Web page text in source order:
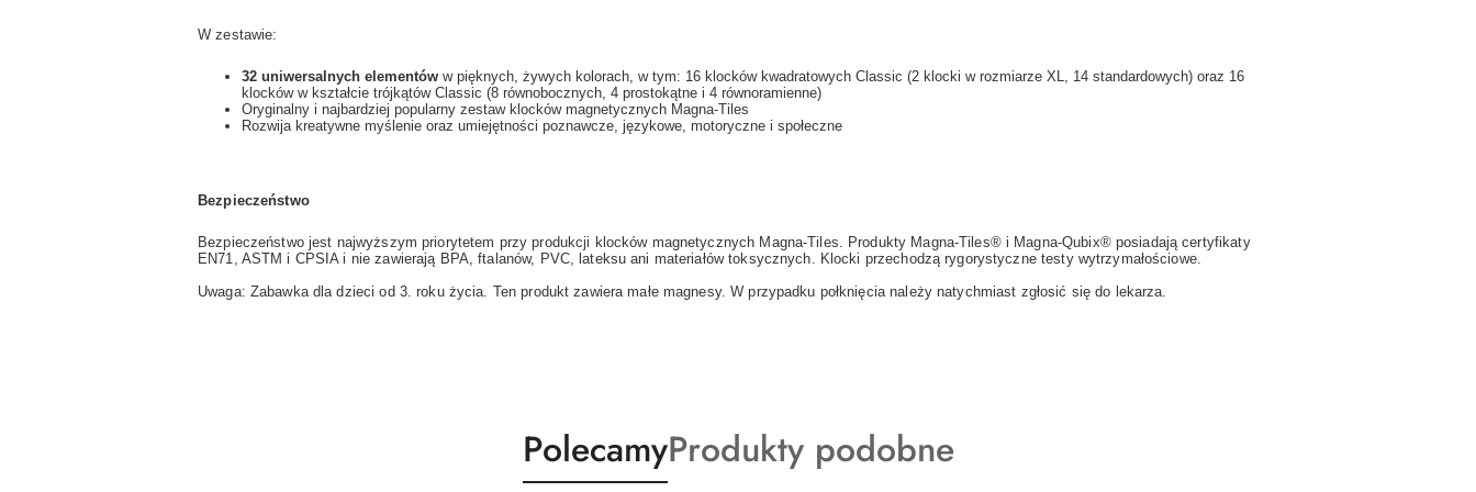
W zestawie:
32 uniwersalnych elementów w pięknych, żywych kolorach, w tym: 16 klocków kwadratowych Classic (2 klocki w rozmiarze XL, 14 standardowych) oraz 16
klocków w kształcie trójkątów Classic (8 równobocznych, 4 prostokątne i 4 równoramienne)
Oryginalny i najbardziej popularny zestaw klocków magnetycznych Magna-Tiles
Rozwija kreatywne myślenie oraz umiejętności poznawcze, językowe, motoryczne i społeczne
Bezpieczeństwo
Bezpieczeństwo jest najwyższym priorytetem przy produkcji klocków magnetycznych Magna-Tiles. Produkty Magna-Tiles® i Magna-Qubix® posiadają certyfikaty
EN71, ASTM i CPSIA i nie zawierają BPA, ftalanów, PVC, lateksu ani materiałów toksycznych. Klocki przechodzą rygorystyczne testy wytrzymałościowe.
Uwaga: Zabawka dla dzieci od 3. roku życia. Ten produkt zawiera małe magnesy. W przypadku połknięcia należy natychmiast zgłosić się do lekarza.
Produkty
PolecamyProdukty
Produkty podobne